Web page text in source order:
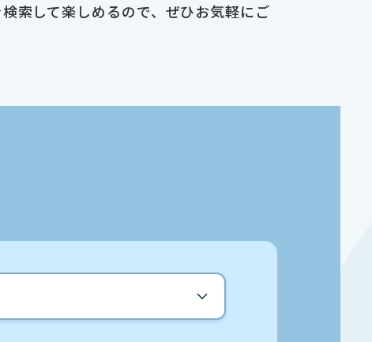
索して楽しめるので、ぜひお気軽にご